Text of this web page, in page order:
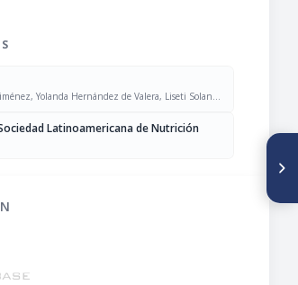
Yolanda Hernández de Valera, Liseti Solano
Latinoamericana de Nutrición